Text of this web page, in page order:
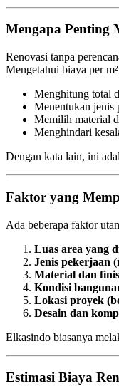
Mengapa Penting
Renovasi tanpa
Mengetahui biaya per
Menghitung total
Menentukan jenis
Memilih material
Menghindari
Dengan kata lain, ini
Faktor yang
Ada beberapa faktor
Luas area yang
Jenis pekerjaan
Material dan
Kondisi
Lokasi proyek
Desain dan
Elkasindo biasanya
Estimasi Biaya